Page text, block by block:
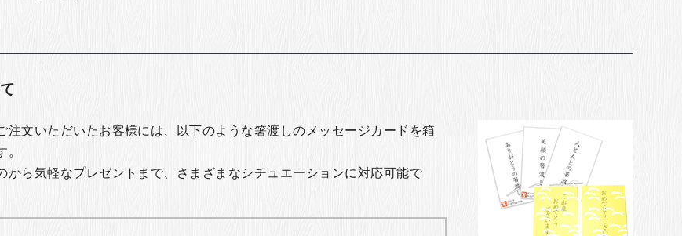
注文いただいたお客様には、以下のような箸渡しのメッセージカードを箱
から気軽なプレゼントまで、さまざまなシチュエーションに対応可能で